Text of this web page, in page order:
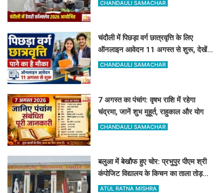
CHANDAULI SAMACHAR
चंदौली में पिछड़ा वर्ग छात्रवृत्ति के लिए
ऑनलाइन आवेदन 11 अगस्त से शुरू, देखें
पूरा शेड्यूल
CHANDAULI SAMACHAR
7 अगस्त का पंचांग: वृषभ राशि में रहेगा
चंद्रमा, जानें शुभ मुहूर्त, राहुकाल और योग
CHANDAULI SAMACHAR
बलुआ में बेखौफ हुए चोर: प्रभुपुर पीएम श्री
कंपोजिट विद्यालय के किचन का ताला तोड़
हजारों का सामान पार
ATUL RATNA MISHRA